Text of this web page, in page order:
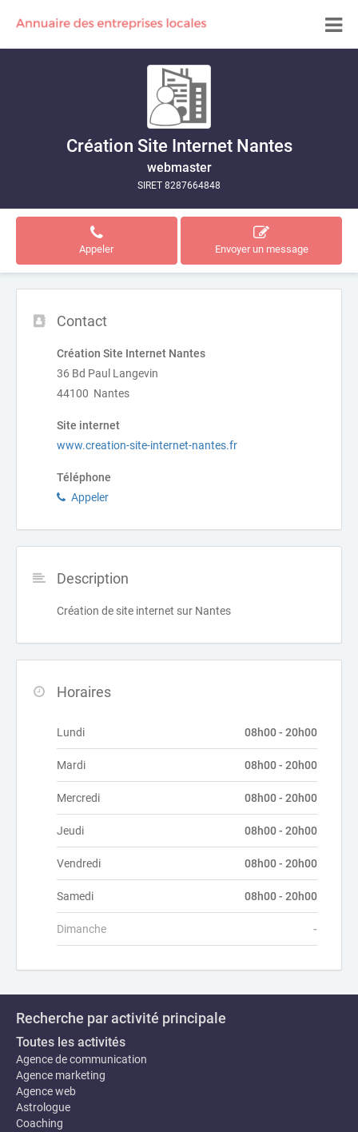
Création Site Internet Nantes
webmaster
SIRET 8287664848
Appeler Envoyer un message
Contact
Création Site Internet Nantes
36 Bd Paul Langevin
44100 Nantes
Site internet
www.creation-site-internet-nantes.fr
Téléphone
Appeler
Description
Création de site internet sur Nantes
Horaires
Lundi 08h00 - 20h00
Mardi 08h00 - 20h00
Mercredi 08h00 - 20h00
Jeudi 08h00 - 20h00
Vendredi 08h00 - 20h00
Samedi 08h00 - 20h00
Dimanche -
Recherche par activité principale
Toutes les activités
Agence de communication
Agence marketing
Agence web
Astrologue
Coaching